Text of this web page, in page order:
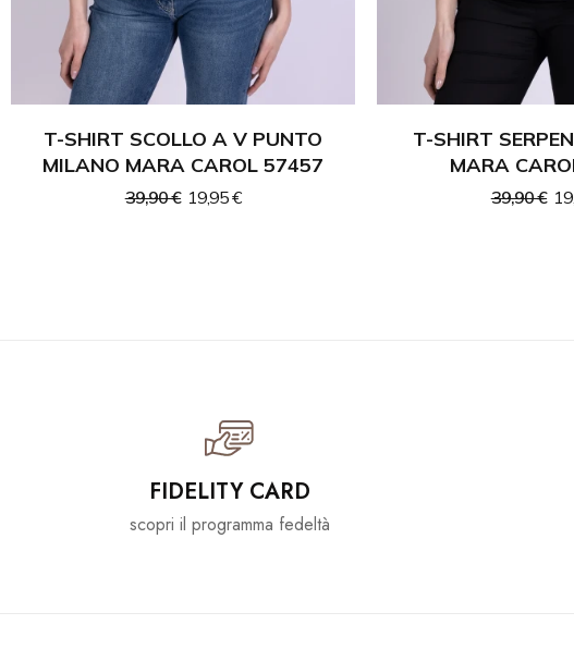
T-SHIRT SCOLLO A V PUNTO
MILANO MARA CAROL 57457
39,90 € 19,95 €
T-SHIRT
MARA
39,90 €
FIDELITY CARD
scopri il programma fedeltà